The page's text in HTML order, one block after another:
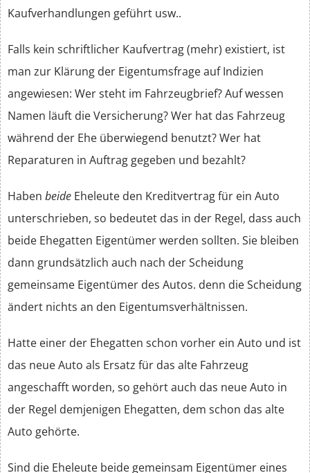
Kaufverhandlungen geführt usw..
Falls kein schriftlicher Kaufvertrag (mehr) existiert, ist
man zur Klärung der Eigentumsfrage auf Indizien
angewiesen: Wer steht im Fahrzeugbrief? Auf wessen
Namen läuft die Versicherung? Wer hat das Fahrzeug
während der Ehe überwiegend benutzt? Wer hat
Reparaturen in Auftrag gegeben und bezahlt?
Haben beide Eheleute den Kreditvertrag für ein Auto
unterschrieben, so bedeutet das in der Regel, dass auch
beide Ehegatten Eigentümer werden sollten. Sie bleiben
dann grundsätzlich auch nach der Scheidung
gemeinsame Eigentümer des Autos. denn die Scheidung
ändert nichts an den Eigentumsverhältnissen.
Hatte einer der Ehegatten schon vorher ein Auto und ist
das neue Auto als Ersatz für das alte Fahrzeug
angeschafft worden, so gehört auch das neue Auto in
der Regel demjenigen Ehegatten, dem schon das alte
Auto gehörte.
Sind die Eheleute beide gemeinsam Eigentümer eines